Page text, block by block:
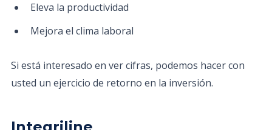
Eleva la productividad
Mejora el clima laboral
Si está interesado en ver cifras, podemos hacer con
usted un ejercicio de retorno en la inversión.